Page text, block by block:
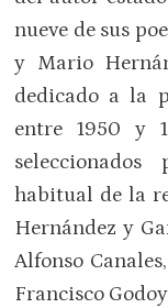
nueve de sus
y Mario
dedicado a la
entre 1950 y
habitual de la
Hernández y
Alfonso
Francisco